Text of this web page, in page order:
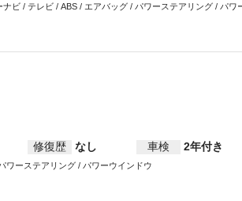
ビ / テレビ / ABS / エアバッグ / パワーステアリング / パワ
修復歴 なし 車検 2年付き
ワーステアリング / パワーウインドウ